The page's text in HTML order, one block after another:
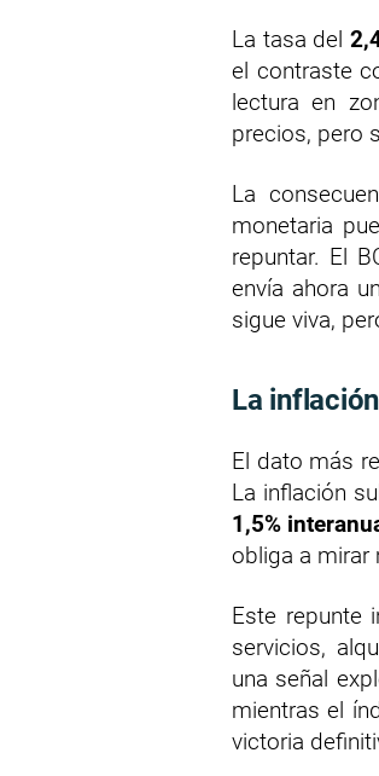
La tasa del
el contraste
lectura en
precios, pero
La
monetaria
repuntar. El
envía ahora
sigue viva,
La
El dato más
La inflación
1,5%
obliga a mirar
Este repunte
servicios,
una señal
mientras el
victoria